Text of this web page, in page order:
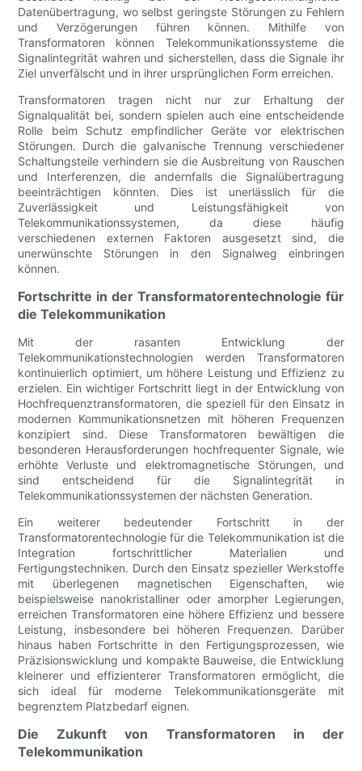
Datenübertragung, wo selbst geringste Störungen zu Fehlern
und Verzögerungen führen können. Mithilfe von
Transformatoren können Telekommunikationssysteme die
Signalintegrität wahren und sicherstellen, dass die Signale ihr
Ziel unverfälscht und in ihrer ursprünglichen Form erreichen.
Transformatoren tragen nicht nur zur Erhaltung der
Signalqualität bei, sondern spielen auch eine entscheidende
Rolle beim Schutz empfindlicher Geräte vor elektrischen
Störungen. Durch die galvanische Trennung verschiedener
Schaltungsteile verhindern sie die Ausbreitung von Rauschen
und Interferenzen, die andernfalls die Signalübertragung
beeinträchtigen könnten. Dies ist unerlässlich für die
Zuverlässigkeit und Leistungsfähigkeit von
Telekommunikationssystemen, da diese häufig
verschiedenen externen Faktoren ausgesetzt sind, die
unerwünschte Störungen in den Signalweg einbringen
können.
Fortschritte in der Transformatorentechnologie für
die Telekommunikation
Mit der rasanten Entwicklung der
Telekommunikationstechnologien werden Transformatoren
kontinuierlich optimiert, um höhere Leistung und Effizienz zu
erzielen. Ein wichtiger Fortschritt liegt in der Entwicklung von
Hochfrequenztransformatoren, die speziell für den Einsatz in
modernen Kommunikationsnetzen mit höheren Frequenzen
konzipiert sind. Diese Transformatoren bewältigen die
besonderen Herausforderungen hochfrequenter Signale, wie
erhöhte Verluste und elektromagnetische Störungen, und
sind entscheidend für die Signalintegrität in
Telekommunikationssystemen der nächsten Generation.
Ein weiterer bedeutender Fortschritt in der
Transformatorentechnologie für die Telekommunikation ist die
Integration fortschrittlicher Materialien und
Fertigungstechniken. Durch den Einsatz spezieller Werkstoffe
mit überlegenen magnetischen Eigenschaften, wie
beispielsweise nanokristalliner oder amorpher Legierungen,
erreichen Transformatoren eine höhere Effizienz und bessere
Leistung, insbesondere bei höheren Frequenzen. Darüber
hinaus haben Fortschritte in den Fertigungsprozessen, wie
Präzisionswicklung und kompakte Bauweise, die Entwicklung
kleinerer und effizienterer Transformatoren ermöglicht, die
sich ideal für moderne Telekommunikationsgeräte mit
begrenztem Platzbedarf eignen.
Die Zukunft von Transformatoren in der
Telekommunikation